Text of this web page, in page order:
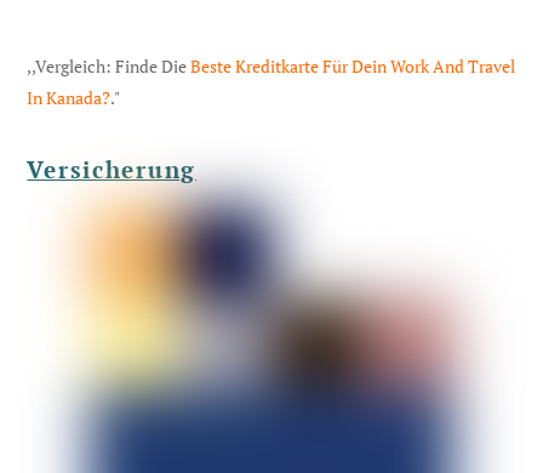
,,Vergleich: Finde DieBeste Kreditkarte Für Dein Work And Travel
In Kanada?."
Versicherung